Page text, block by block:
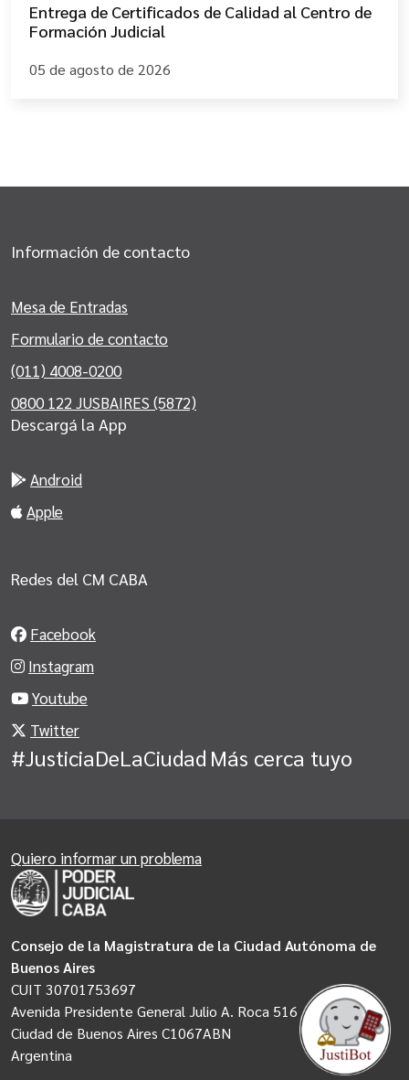
Entrega de Certificados de Calidad al Centro de
Formación Judicial
05 de agosto de 2026
Información de contacto
Mesa de Entradas
Formulario de contacto
(011) 4008-0200
0800 122 JUSBAIRES (5872)
Descargá la App
Android
Apple
Redes del CM CABA
Facebook
Instagram
Youtube
Twitter
#JusticiaDeLaCiudad Más cerca tuyo
Consejo de la Magistratura de la Ciudad Autónoma de
Buenos Aires
CUIT 30701753697
Avenida Presidente General Julio A. Roca 516
Ciudad de Buenos Aires C1067ABN
Argentina
Quiero informar un problema